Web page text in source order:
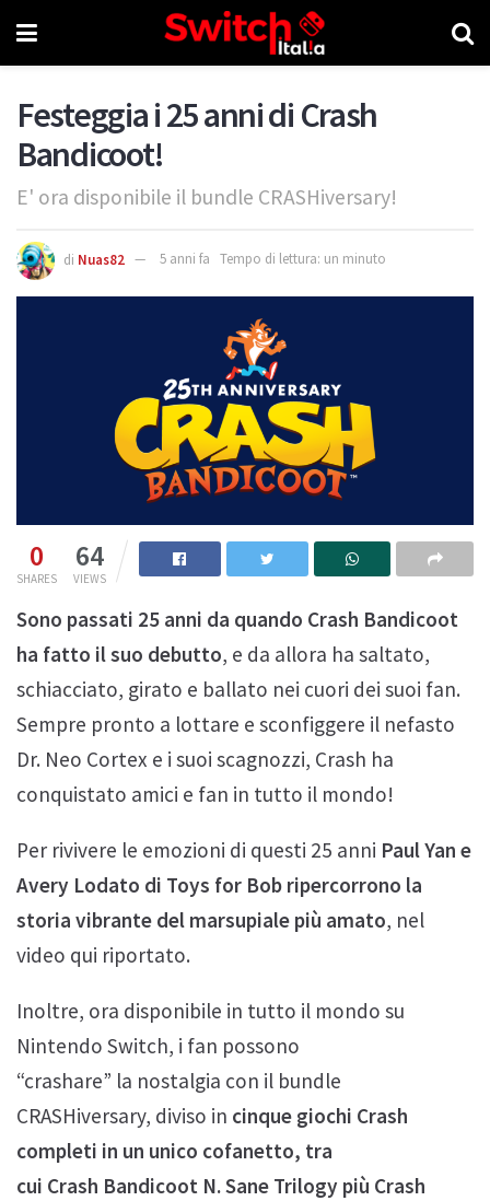
Festeggia i 25 anni di Crash
Bandicoot!
E' ora disponibile il bundle CRASHiversary!
di Nuas82 5 anni fa Tempo di lettura: un minuto
0
SHARES
64
VIEWS
Sono passati 25 anni da quando Crash Bandicoot
ha fatto il suo debutto, e da allora ha saltato,
schiacciato, girato e ballato nei cuori dei suoi fan.
Sempre pronto a lottare e sconfiggere il nefasto
Dr. Neo Cortex e i suoi scagnozzi, Crash ha
conquistato amici e fan in tutto il mondo!
Per rivivere le emozioni di questi 25 anni Paul Yan e
Avery Lodato di Toys for Bob ripercorrono la
storia vibrante del marsupiale più amato, nel
video qui riportato.
Inoltre, ora disponibile in tutto il mondo su
Nintendo Switch, i fan possono
“crashare” la nostalgia con il bundle
CRASHiversary, diviso in cinque giochi Crash
completi in un unico cofanetto, tra
cui Crash Bandicoot N. Sane Trilogy più Crash